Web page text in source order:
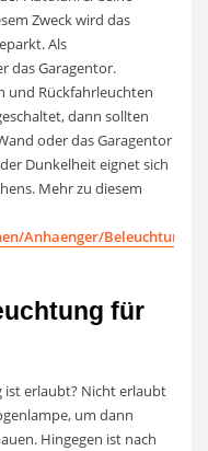
Zweck wird das
Als
das Garagentor.
und Rückfahrleuchten
dann sollten
oder das Garagentor
Dunkelheit eignet sich
Mehr zu diesem
Anhaenger/Beleuchtung/
für
ist erlaubt? Nicht erlaubt
um dann
Hingegen ist nach